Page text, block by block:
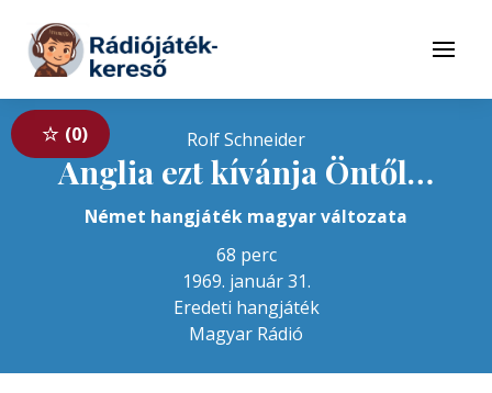
Tovább a tartalomhoz
Menü
0 Rolf Schneider
Anglia ezt kívánja Öntől…
Német hangjáték magyar változata
68 perc
1969. január 31.
Eredeti hangjáték
Magyar Rádió